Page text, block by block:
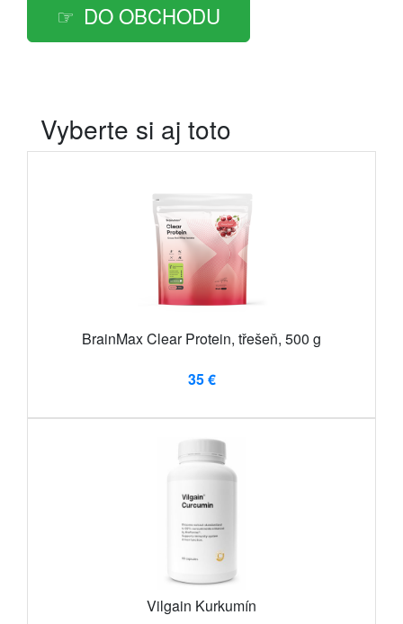
DO OBCHODU
Vyberte si aj toto
BrainMax Clear Protein, třešeň, 500 g
35 €
Vilgain Kurkumín